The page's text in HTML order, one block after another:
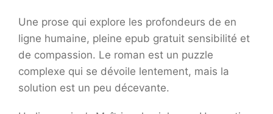
Une prose qui explore les profondeurs de en
ligne humaine, pleine epub gratuit sensibilité et
de compassion. Le roman est un puzzle
complexe qui se dévoile lentement, mais la
solution est un peu décevante.